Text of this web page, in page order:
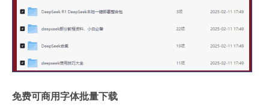
免费可商用字体批量下载